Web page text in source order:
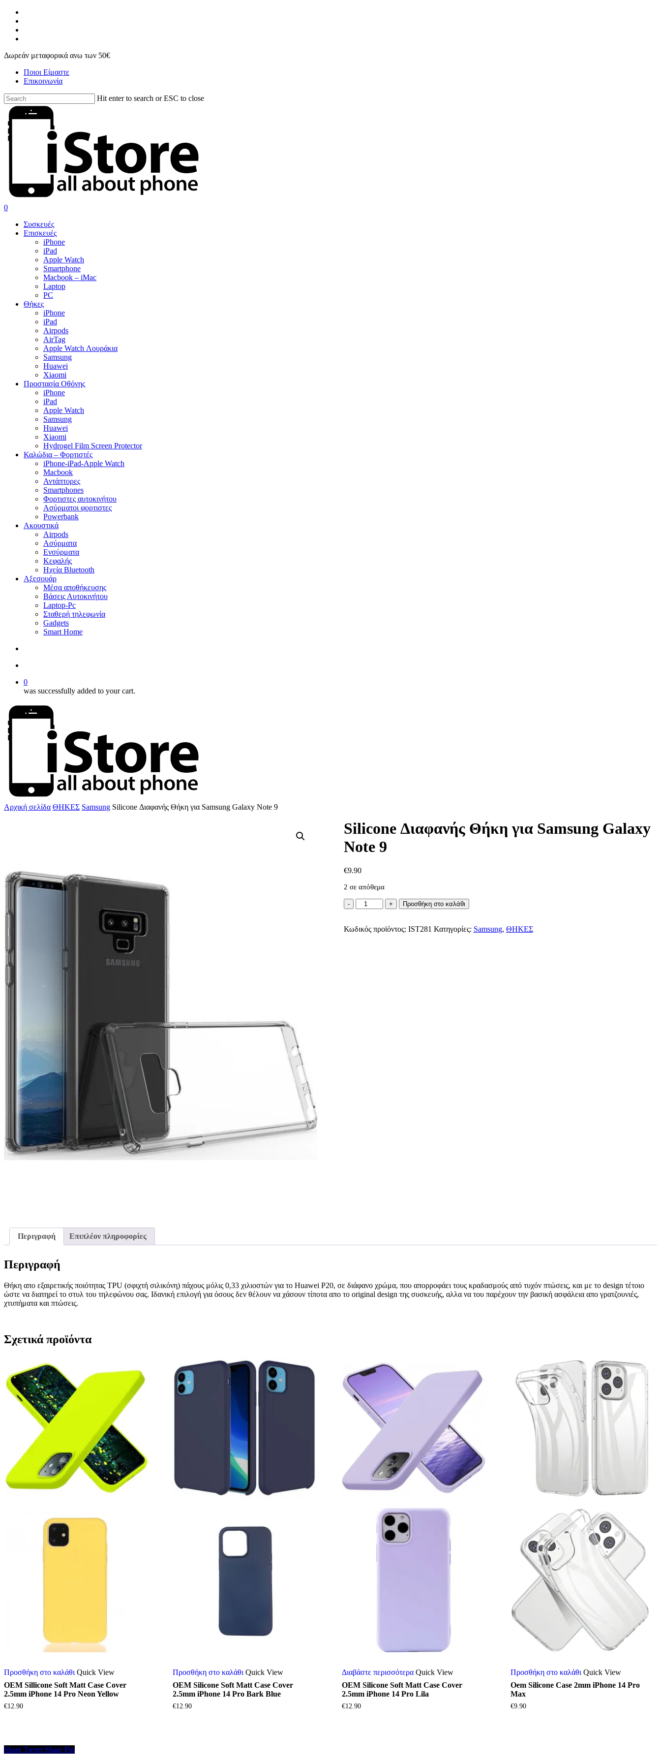
Skip
main
content
Δωρεάν μεταφορικά ανω των 50€
Ποιοι Είμαστε
Επικοινωνία
Hit enter to search or ESC to close
Close
Search
search
account
0
Συσκευές
Επισκευές
iPhone
iPad
Apple Watch
Smartphone
Macbook – iMac
Laptop
PC
Θήκες
iPhone
iPad
Airpods
AirTag
Apple Watch Λουράκια
Samsung
Huawei
Xiaomi
Προστασία Οθόνης
iPhone
iPad
Apple Watch
Samsung
Huawei
Xiaomi
Hydrogel Film Screen Protector
Καλώδια – Φορτιστές
iPhone-iPad-Apple Watch
Macbook
Αντάπτορες
Smartphones
Φορτιστες αυτοκινήτου
Ασύρματοι φορτιστες
Powerbank
Ακουστικά
Airpods
Ασύρματα
Ενσύρματα
Κεφαλής
Ηχεία Bluetooth
Αξεσουάρ
Μέσα αποθήκευσης
Βάσεις Αυτοκινήτου
Laptop-Pc
Σταθερή τηλεφωνία
Gadgets
Smart Home
0
was successfully added to your cart.
Αρχική σελίδα ΘΗΚΕΣ Samsung Silicone Διαφανής Θήκη για Samsung Galaxy Note 9
Silicone Διαφανής Θήκη για Samsung Galaxy
Note 9
€9.90
2 σε απόθεμα
Silicone
Διαφανής
για
Προσθήκη στο καλάθι
Κωδικός προϊόντος: IST281 Κατηγορίες: Samsung, ΘΗΚΕΣ
Περιγραφή Επιπλέον πληροφορίες
Περιγραφή
Θήκη απο εξαιρετικής ποιότητας TPU (σφιχτή σιλικόνη) πάχους μόλις 0,33 χιλιοστών για το Huawei P20, σε διάφανο χρώμα, που απορροφάει τους κραδασμούς από τυχόν πτώσεις, και με το design τέτοιο
ώστε να διατηρεί το στυλ του τηλεφώνου σας. Ιδανική επιλογή για όσους δεν θέλουν να χάσουν τίποτα απο το original design της συσκευής, αλλα να του παρέχουν την βασική ασφάλεια απο γρατζουνιές,
χτυπήματα και πτώσεις.
Σχετικά προϊόντα
Προσθήκη στο καλάθι Quick View
OEM Sillicone Soft Matt Case Cover
2.5mm iPhone 14 Pro Neon Yellow
€12.90
Προσθήκη στο καλάθι Quick View
OEM Silicone Soft Matt Case Cover
2.5mm iPhone 14 Pro Bark Blue
€12.90
Διαβάστε περισσότερα Quick View
OEM Silicone Soft Matt Case Cover
2.5mm iPhone 14 Pro Lila
€12.90
Προσθήκη στο καλάθι Quick View
Oem Silicone Case 2mm iPhone 14 Pro
Max
€9.90
Share Tweet Share Pin